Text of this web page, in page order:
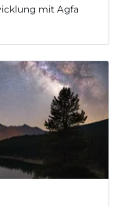
mit Agfa